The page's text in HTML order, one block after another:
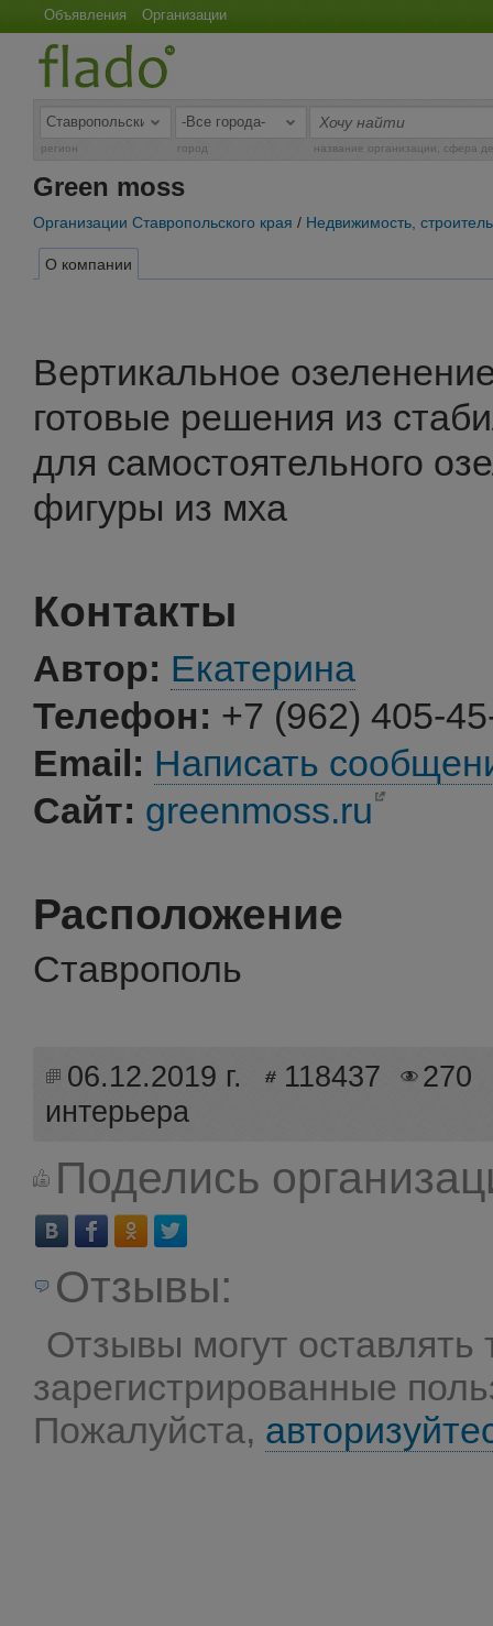
Объявления Организации
регион город название организации, сфера
Green moss
Организации Ставропольского края / Недвижимость,
О компании
Вертикальное
готовые решения из
для самостоятельного
фигуры из мха
Контакты
Автор: Екатерина
Телефон: +7 (962) 405-
Email: Написать
Сайт: greenmoss.ru
Расположение
Ставрополь
06.12.2019 г. 118437
270
интерьера
Поделись
Отзывы:
Отзывы могут оставлять
зарегистрированные
Пожалуйста,